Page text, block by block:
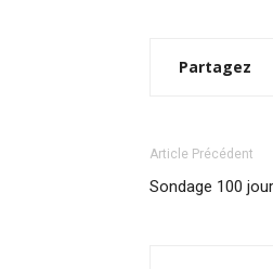
Partagez
Article Précédent
Sondage 100